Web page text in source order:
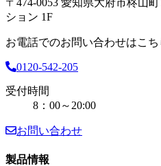
ション 1F
お電話でのお問い合わせはこち
0120-542-205
受付時間
8：00～20:00
お問い合わせ
製品情報